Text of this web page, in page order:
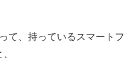
て、持っているスマートフ